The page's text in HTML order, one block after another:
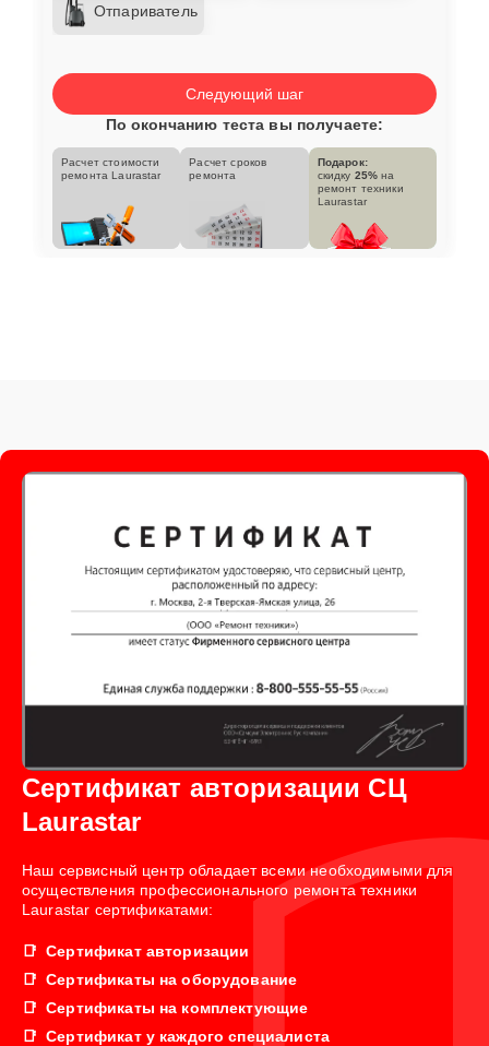
Отпариватель
Следующий шаг
По окончанию теста вы получаете:
Расчет стоимости
ремонта Laurastar
Расчет сроков
ремонта
Подарок:
скидку 25% на
ремонт техники
Laurastar
Сертификат авторизации СЦ
Laurastar
Наш сервисный центр обладает всеми необходимыми для
осуществления профессионального ремонта техники
Laurastar сертификатами:
Сертификат авторизации
Сертификаты на оборудование
Сертификаты на комплектующие
Сертификат у каждого специалиста